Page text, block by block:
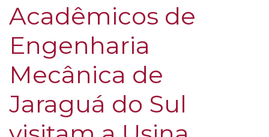
Acadêmicos de
Engenharia
Mecânica de
Jaraguá do Sul